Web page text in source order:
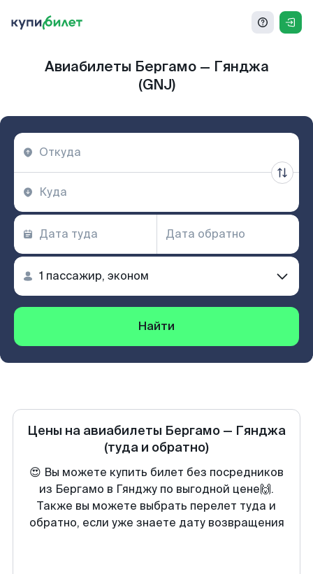
Авиабилеты Бергамо — Гянджа
(GNJ)
Найти
Цены на авиабилеты Бергамо — Гянджа
(туда и обратно)
😍 Вы можете купить билет без посредников
из Бергамо в Гянджу по выгодной цене🙌.
Также вы можете выбрать перелет туда и
обратно, если уже знаете дату возвращения